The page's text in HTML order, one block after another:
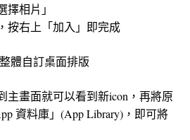
相片」
按右上「加入」即完成
體自訂桌面排版
主畫面就可以看到新icon，再將原
資料庫」(App Library)，即可將